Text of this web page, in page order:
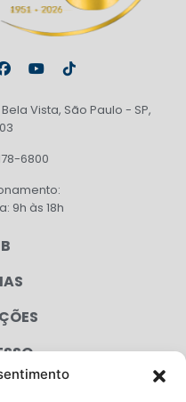
Vista, São Paulo - SP,
6800
9h às 18h